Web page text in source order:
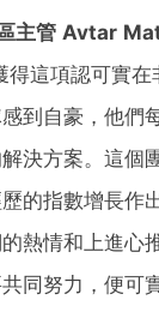
主管 Avtar
得這項認可實
到自豪，他們
決方案。這個
的指數增長作
熱情和上進心
同努力，便可